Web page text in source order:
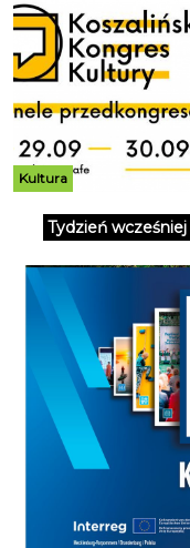
Kultura
I
Tydzień wcześniej